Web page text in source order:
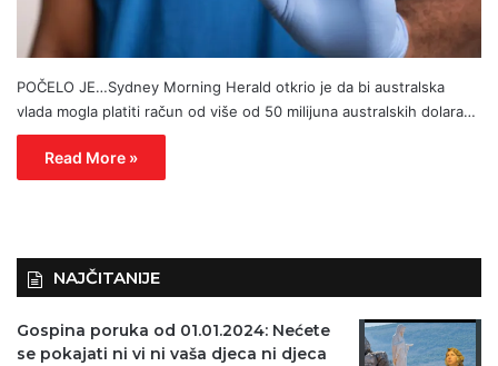
POČELO JE…Sydney Morning Herald otkrio je da bi australska
vlada mogla platiti račun od više od 50 milijuna australskih dolara…
Read More »
NAJČITANIJE
Gospina poruka od 01.01.2024: Nećete
se pokajati ni vi ni vaša djeca ni djeca